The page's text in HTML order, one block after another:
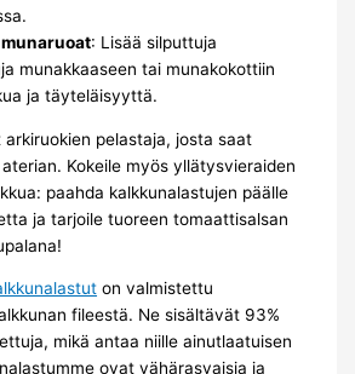
: Lisää silputtuja
munakkaaseen tai munakokottiin
ja täyteläisyyttä.
pelastaja, josta saat
Kokeile myös yllätysvieraiden
paahda kalkkunalastujen päälle
ja tarjoile tuoreen tomaattisalsan
on valmistettu
fileestä. Ne sisältävät 93%
mikä antaa niille ainutlaatuisen
ovat vähärasvaisia ja